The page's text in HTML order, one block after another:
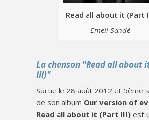
Read all about it (Part
Emeli Sandé
La chanson "Read all about
III)"
Sortie le 28 août 2012 et 5ème
de son album Our version of
Read all about it (Part III) est